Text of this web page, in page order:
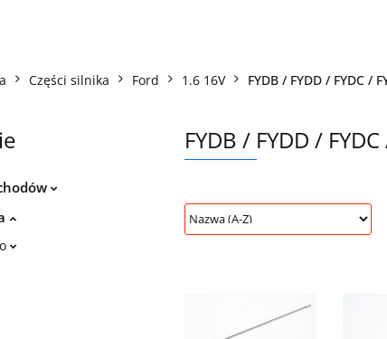
Części silnika Ford 1.6 16V FYDB / FYDD / FYDC /
FYDB / FYDD /